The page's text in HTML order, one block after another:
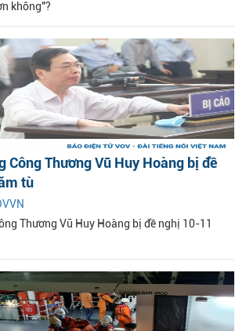
không"?
Công Thương Vũ Huy Hoàng bị đề
tù
Thương Vũ Huy Hoàng bị đề nghị 10-11